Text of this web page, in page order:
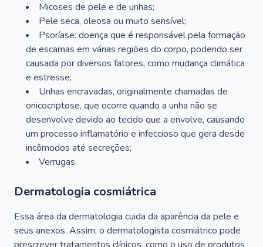
Micoses de pele e de unhas;
Pele seca, oleosa ou muito sensível;
Psoríase: doença que é responsável pela formação
de escamas em várias regiões do corpo, podendo ser
causada por diversos fatores, como mudança climática
e estresse;
Unhas encravadas, originalmente chamadas de
onicocriptose, que ocorre quando a unha não se
desenvolve devido ao tecido que a envolve, causando
um processo inflamatório e infeccioso que gera desde
incômodos até secreções;
Verrugas.
Dermatologia cosmiátrica
Essa área da dermatologia cuida da aparência da pele e
seus anexos. Assim, o dermatologista cosmiátrico pode